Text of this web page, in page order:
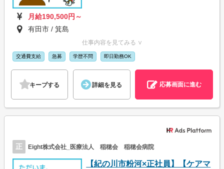
月給190,500円～
有田市 / 箕島
仕事内容を見てみる ∨
交通費支給 急募 学歴不問 即日勤務OK
キープする 詳細を見る 応募画面に進む
正 Eight株式会社_医療法人 稲穂会 稲穂会病院
【紀の川市粉河×正社員】【ケアマ